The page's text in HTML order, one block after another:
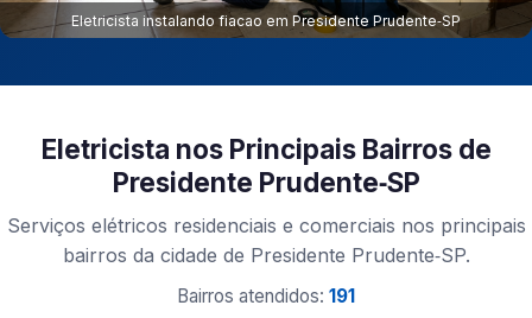
Eletricista instalando fiacao em Presidente Prudente‑SP
Eletricista nos Principais Bairros de
Presidente Prudente‑SP
Serviços elétricos residenciais e comerciais nos principais
bairros da cidade de Presidente Prudente‑SP.
Bairros atendidos: 191